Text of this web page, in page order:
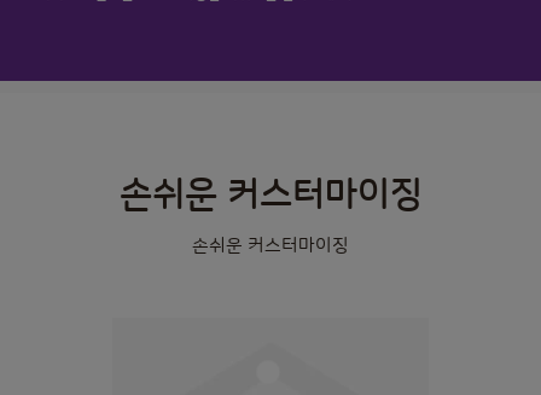
손쉬운 커스터마이징
손쉬운 커스터마이징